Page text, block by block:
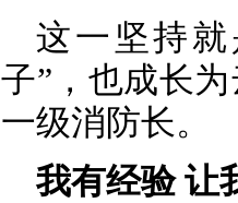
这一坚持
子”，也成长
一级消防长。
我有经验 让